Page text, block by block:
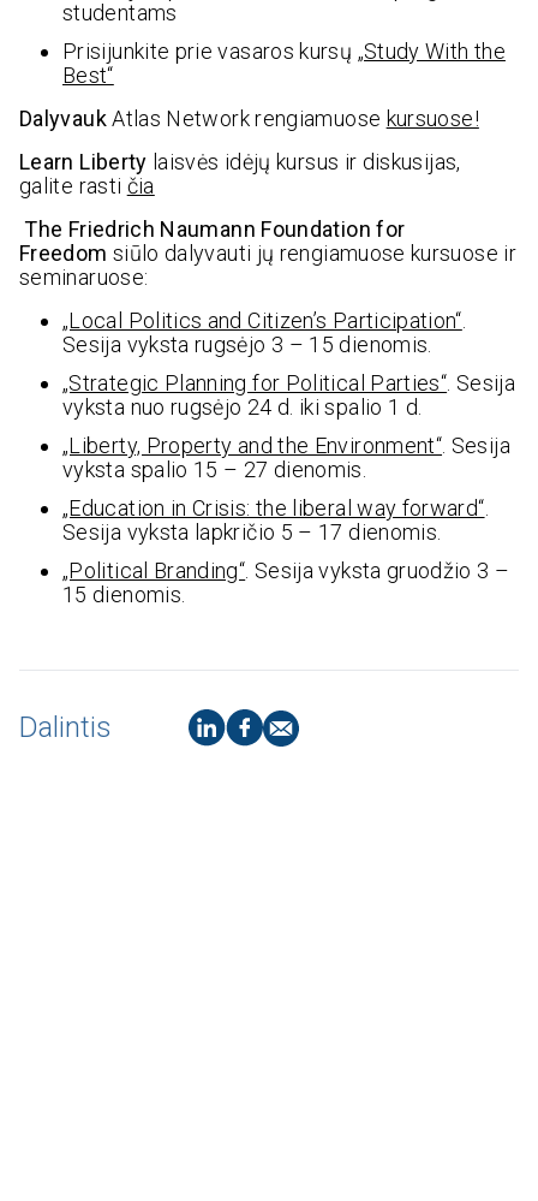
studentams
Prisijunkite prie vasaros kursų „Study With the
Best“
DalyvaukAtlas Network rengiamuose kursuose!
Learn Liberty laisvės idėjų kursus ir diskusijas,
galite rasti čia
The Friedrich Naumann Foundation for
Freedom siūlo dalyvauti jų rengiamuose kursuose ir
seminaruose:
„Local Politics and Citizen’s Participation“.
Sesija vyksta rugsėjo 3 – 15 dienomis.
„Strategic Planning for Political Parties“. Sesija
vyksta nuo rugsėjo 24 d. iki spalio 1 d.
„Liberty, Property and the Environment“. Sesija
vyksta spalio 15 – 27 dienomis.
„Education in Crisis: the liberal way forward“.
Sesija vyksta lapkričio 5 – 17 dienomis.
„Political Branding“. Sesija vyksta gruodžio 3 –
15 dienomis.
Dalintis